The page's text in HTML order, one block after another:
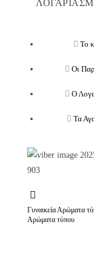
Το
Οι
Ο
Τα
Γυναικεία Αρώματα
Αρώματα τύπου